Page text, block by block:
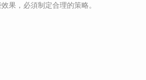
果，必須制定合理的策略。